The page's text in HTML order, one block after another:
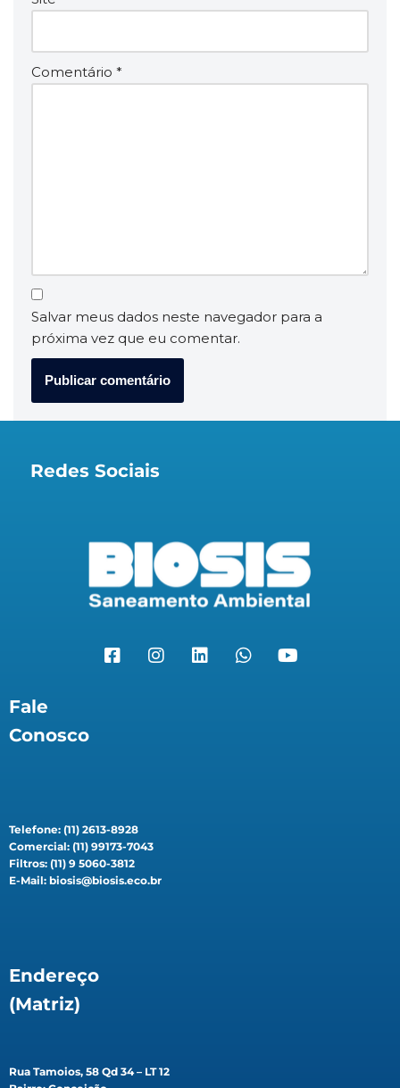
Comentário *
Salvar meus dados neste navegador para a
próxima vez que eu comentar.
Redes Sociais
Fale
Conosco
Telefone: (11) 2613-8928
Comercial: (11) 99173-7043
Filtros: (11) 9 5060-3812
E-Mail: biosis@biosis.eco.br
Endereço
(Matriz)
Rua Tamoios, 58 Qd 34 – LT 12